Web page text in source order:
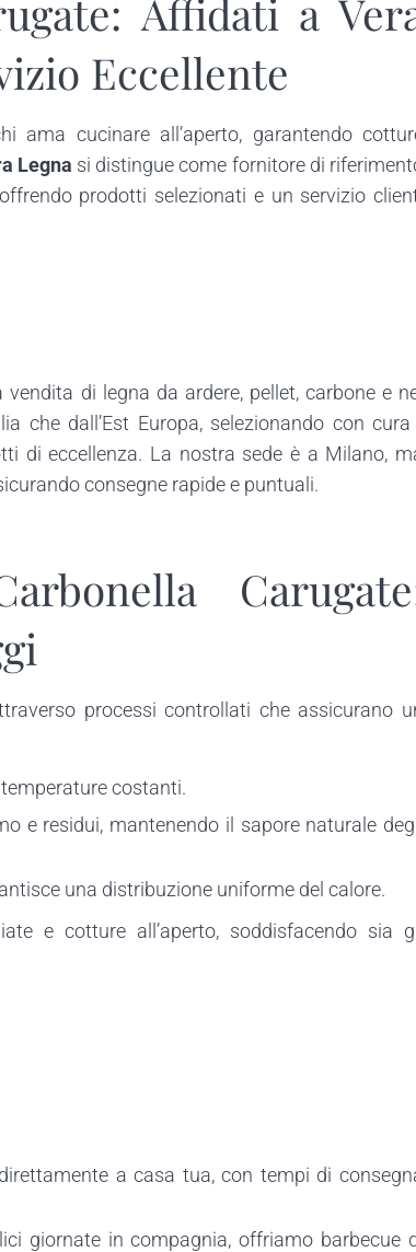
Affidati a
Eccellente
ama cucinare all’aperto, garantendo
Legna si distingue come fornitore di
prodotti selezionati e un servizio
di legna da ardere, pellet, carbone e
che dall’Est Europa, selezionando con
di eccellenza. La nostra sede è a Milano,
consegne rapide e puntuali.
processi controllati che assicurano
costanti.
e residui, mantenendo il sapore naturale
una distribuzione uniforme del calore.
e cotture all’aperto, soddisfacendo sia
a casa tua, con tempi di
giornate in compagnia, offriamo barbecue